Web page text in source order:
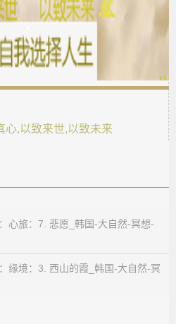
心,以致来世,以致未来
心旅：7. 悲愿_韩国-大自然-冥想-
缘境：3. 西山的霞_韩国-大自然-冥